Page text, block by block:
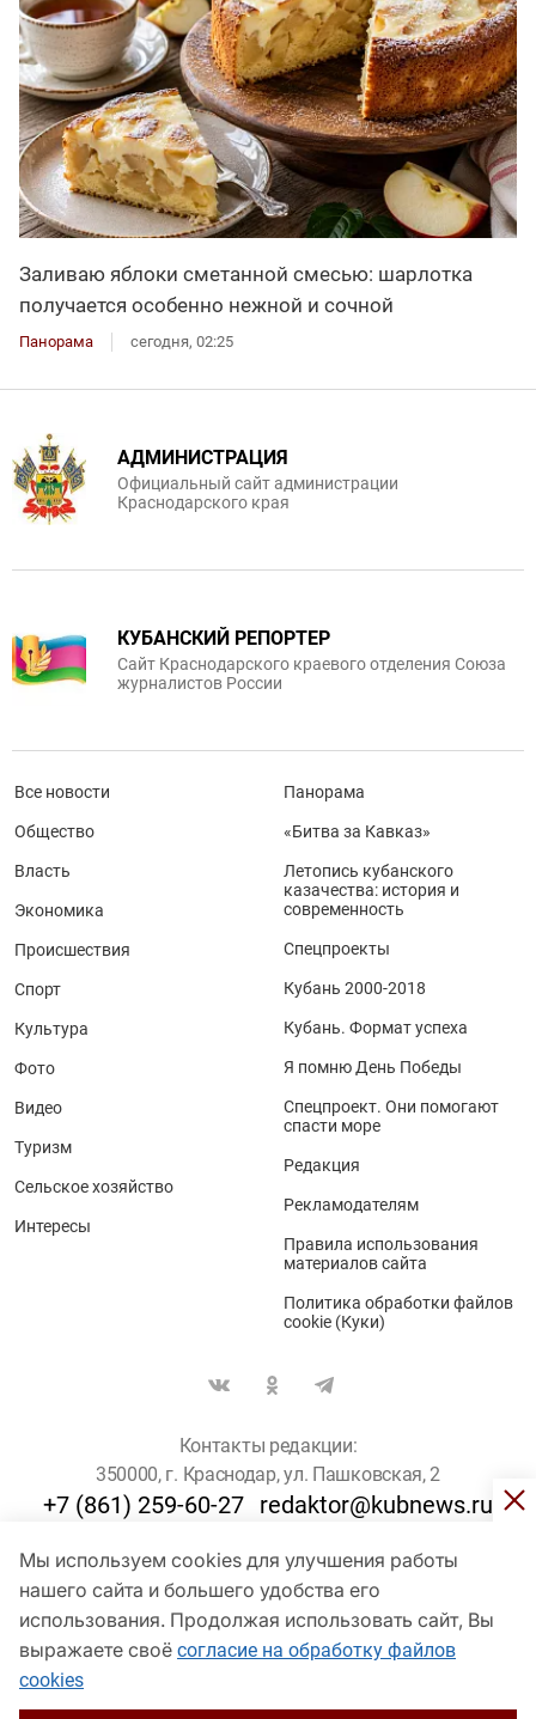
Заливаю яблоки сметанной смесью: шарлотка
получается особенно нежной и сочной
Панорама сегодня, 02:25
Мы используем cookies для улучшения работы
нашего сайта и большего удобства его
использования. Продолжая использовать сайт, Вы
выражаете своё согласие на обработку файлов
cookies
АДМИНИСТРАЦИЯ
Официальный сайт администрации
Краснодарского края
КУБАНСКИЙ РЕПОРТЕР
Сайт Краснодарского краевого отделения Союза
журналистов России
Все новости
Общество
Власть
Экономика
Происшествия
Спорт
Культура
Фото
Видео
Туризм
Сельское хозяйство
Интересы
Панорама
«Битва за Кавказ»
Летопись кубанского
казачества: история и
современность
Спецпроекты
Кубань 2000-2018
Кубань. Формат успеха
Я помню День Победы
Спецпроект. Они помогают
спасти море
Редакция
Рекламодателям
Правила использования
материалов сайта
Политика обработки файлов
cookie (Куки)
Контакты редакции:
350000, г. Краснодар, ул. Пашковская, 2
+7 (861) 259-60-27 redaktor@kubnews.ru
Для пользователей старше 16 лет
© Кубанские Новости, 2017
Сетевое издание «kubnews» зарегистрировано Федеральной
службой по надзору в сфере связи, информационных технологий
и массовых коммуникаций (Роскомнадзор). Регистрационный